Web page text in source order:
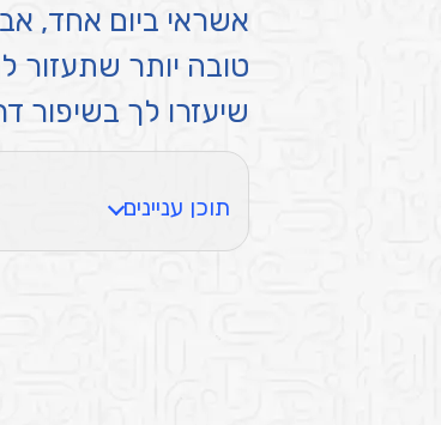
אשראי ביום אחד,
שיעזרו לך בשיפור
תוכן עניינים